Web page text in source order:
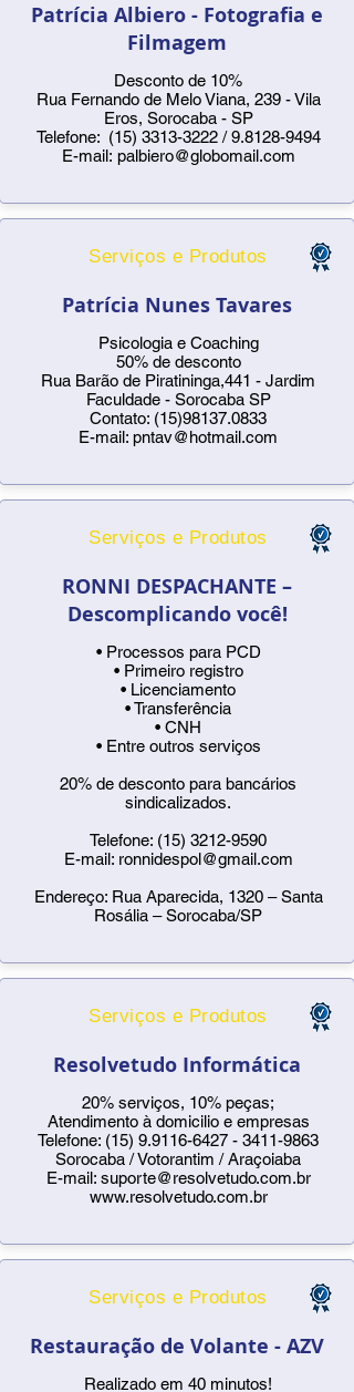
Patrícia Albiero - Fotografia e
Filmagem
Desconto de 10%
Rua Fernando de Melo Viana, 239 - Vila
Eros, Sorocaba - SP
Telefone: (15) 3313-3222/9.8128-9494
E-mail: palbiero@globomail.com
Serviços e Produtos
Patrícia Nunes Tavares
Psicologia e Coaching
50% de desconto
Rua Barão de Piratininga,441 - Jardim
Faculdade - Sorocaba SP
Contato: (15)98137.0833
E-mail: pntav@hotmail.com
Serviços e Produtos
RONNI DESPACHANTE –
Descomplicando você!
• Processos para PCD
• Primeiro registro
• Licenciamento
• Transferência
• CNH
• Entre outros serviços
20% de desconto para bancários
sindicalizados.
Telefone: (15) 3212-9590
E-mail: ronnidespol@gmail.com
Endereço: Rua Aparecida, 1320 – Santa
Rosália – Sorocaba/SP
Serviços e Produtos
Resolvetudo Informática
20% serviços, 10% peças;
Atendimento à domicilio e empresas
Telefone: (15) 9.9116-6427 - 3411-9863
Sorocaba / Votorantim / Araçoiaba
E-mail: suporte@resolvetudo.com.br
www.resolvetudo.com.br
Serviços e Produtos
Restauração de Volante - AZV
Realizado em 40 minutos!